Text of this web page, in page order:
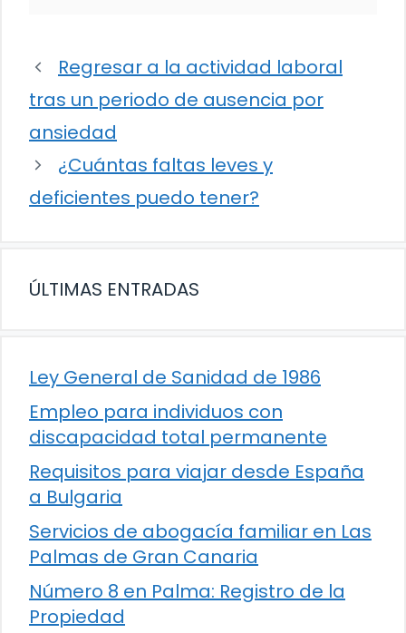
Regresar a la actividad laboral
tras un periodo de ausencia por
ansiedad
¿Cuántas faltas leves y
deficientes puedo tener?
ÚLTIMAS ENTRADAS
Ley General de Sanidad de 1986
Empleo para individuos con
discapacidad total permanente
Requisitos para viajar desde España
a Bulgaria
Servicios de abogacía familiar en Las
Palmas de Gran Canaria
Número 8 en Palma: Registro de la
Propiedad